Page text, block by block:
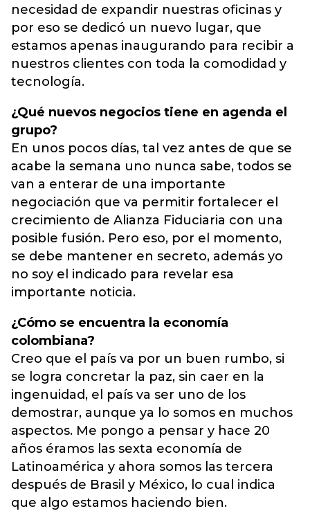
necesidad de expandir nuestras oficinas y
por eso se dedicó un nuevo lugar, que
estamos apenas inaugurando para recibir a
nuestros clientes con toda la comodidad y
tecnología.
¿Qué nuevos negocios tiene en agenda el
grupo?
En unos pocos días, tal vez antes de que se
acabe la semana uno nunca sabe, todos se
van a enterar de una importante
negociación que va permitir fortalecer el
crecimiento de Alianza Fiduciaria con una
posible fusión. Pero eso, por el momento,
se debe mantener en secreto, además yo
no soy el indicado para revelar esa
importante noticia.
¿Cómo se encuentra la economía
colombiana?
Creo que el país va por un buen rumbo, si
se logra concretar la paz, sin caer en la
ingenuidad, el país va ser uno de los
demostrar, aunque ya lo somos en muchos
aspectos. Me pongo a pensar y hace 20
años éramos las sexta economía de
Latinoamérica y ahora somos las tercera
después de Brasil y México, lo cual indica
que algo estamos haciendo bien.